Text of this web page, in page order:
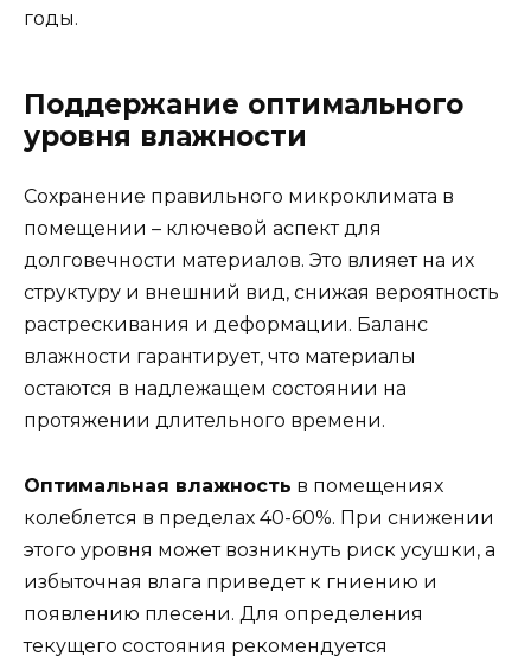
годы.
Поддержание оптимального
уровня влажности
Сохранение правильного микроклимата в
помещении – ключевой аспект для
долговечности материалов. Это влияет на их
структуру и внешний вид, снижая вероятность
растрескивания и деформации. Баланс
влажности гарантирует, что материалы
остаются в надлежащем состоянии на
протяжении длительного времени.
Оптимальная влажность в помещениях
колеблется в пределах 40-60%. При снижении
этого уровня может возникнуть риск усушки, а
избыточная влага приведет к гниению и
появлению плесени. Для определения
текущего состояния рекомендуется